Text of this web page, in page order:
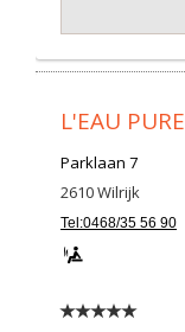
L'EAU PURE
Parklaan 7
2610Wilrijk
Tel:0468/35 56 90